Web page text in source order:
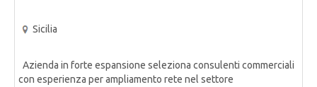
Sicilia
Azienda in forte espansione seleziona consulenti commerciali
con esperienza per ampliamento rete nel settore